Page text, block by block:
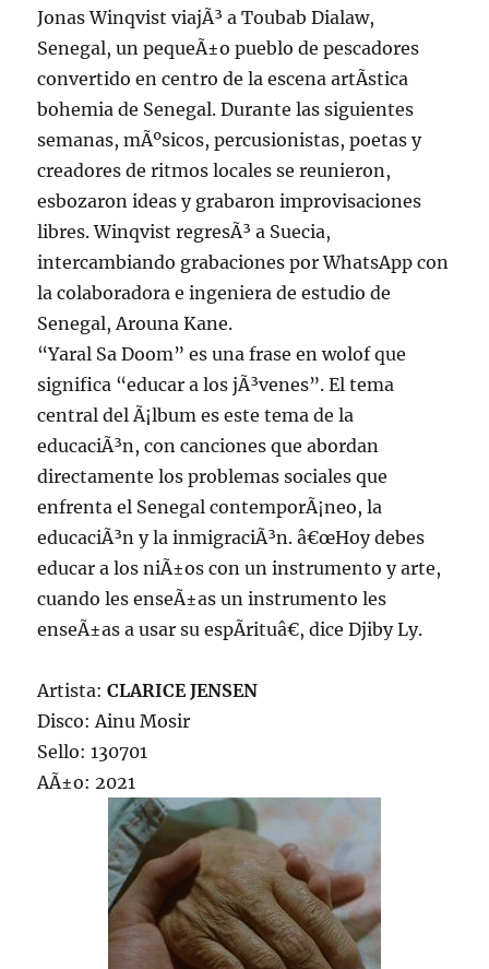
Jonas Winqvist viajÃ³ a Toubab Dialaw,
Senegal, un pequeÃ±o pueblo de pescadores
convertido en centro de la escena artÃ­stica
bohemia de Senegal. Durante las siguientes
semanas, mÃºsicos, percusionistas, poetas y
creadores de ritmos locales se reunieron,
esbozaron ideas y grabaron improvisaciones
libres. Winqvist regresÃ³ a Suecia,
intercambiando grabaciones por WhatsApp con
la colaboradora e ingeniera de estudio de
Senegal, Arouna Kane.
“Yaral Sa Doom” es una frase en wolof que
significa “educar a los jÃ³venes”. El tema
central del Ã¡lbum es este tema de la
educaciÃ³n, con canciones que abordan
directamente los problemas sociales que
enfrenta el Senegal contemporÃ¡neo, la
educaciÃ³n y la inmigraciÃ³n. â€œHoy debes
educar a los niÃ±os con un instrumento y arte,
cuando les enseÃ±as un instrumento les
enseÃ±as a usar su espÃ­rituâ€, dice Djiby Ly.
Artista:CLARICE JENSEN
Disco: Ainu Mosir
Sello: 130701
AÃ±o: 2021